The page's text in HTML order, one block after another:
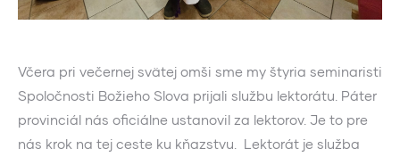
Včera pri večernej svätej omši sme my štyria seminaristi
Spoločnosti Božieho Slova prijali službu lektorátu. Páter
provinciál nás oficiálne ustanovil za lektorov. Je to pre
nás krok na tej ceste ku kňazstvu. Lektorát je služba